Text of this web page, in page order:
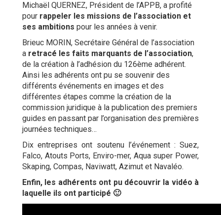
Michaël QUERNEZ, Président de l’APPB, a profité
pour rappeler les missions de l’association et
ses ambitions pour les années à venir.
Brieuc MORIN, Secrétaire Général de l’association
a retracé les faits marquants de l’association,
de la création à l’adhésion du 126ème adhérent.
Ainsi les adhérents ont pu se souvenir des
différents événements en images et des
différentes étapes comme la création de la
commission juridique à la publication des premiers
guides en passant par l’organisation des premières
journées techniques…
Dix entreprises ont soutenu l’événement : Suez,
Falco, Atouts Ports, Enviro-mer, Aqua super Power,
Skaping, Compas, Naviwatt, Azimut et Navaléo.
Enfin, les adhérents ont pu découvrir la vidéo à
laquelle ils ont participé 🙂